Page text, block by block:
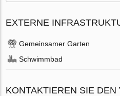
EXTERNE
Gemeinsamer Garten
Schwimmbad
KONTAKTIEREN SIE DEN